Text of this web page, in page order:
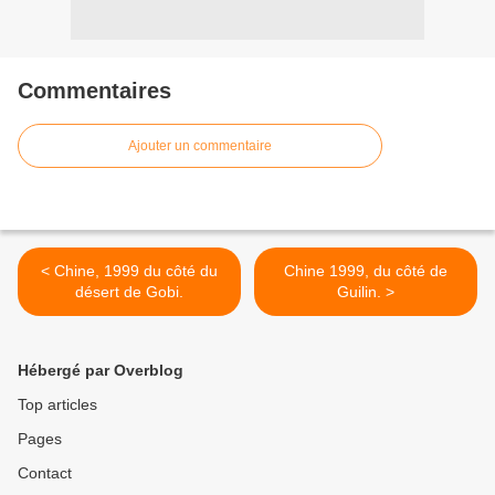
Commentaires
Ajouter un commentaire
< Chine, 1999 du côté du
désert de Gobi.
Chine 1999, du côté de
Guilin. >
Hébergé par Overblog
Top articles
Pages
Contact